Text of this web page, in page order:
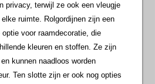
privacy, terwijl ze ook een vleugje
ruimte. Rolgordijnen zijn een
voor raamdecoratie, die
kleuren en stoffen. Ze zijn
kunnen naadloos worden
Ten slotte zijn er ook nog opties